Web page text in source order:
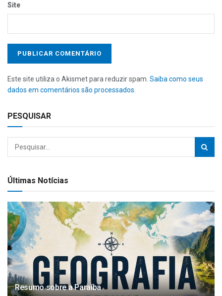
Site
Este site utiliza o Akismet para reduzir spam. Saiba como seus
dados em comentários são processados
PESQUISAR
Últimas Notícias
Resumo sobre a Paraíba